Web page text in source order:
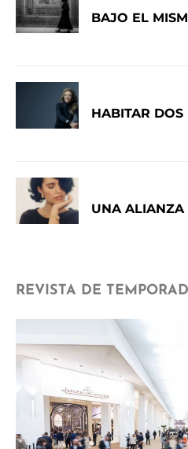
BAJO EL
HABITAR DOS
UNA ALIANZA
REVISTA DE